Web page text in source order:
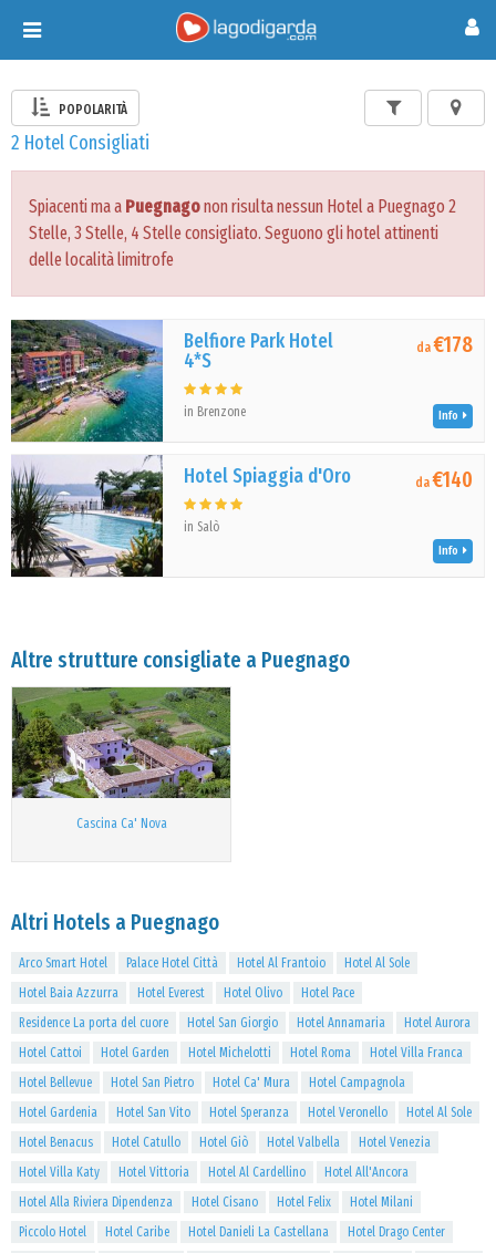
Toggle
navigation
POPOLARITÀ
2 Hotel Consigliati
Spiacenti ma a Puegnagonon risulta nessun Hotel a Puegnago 2
Stelle, 3 Stelle, 4 Stelle consigliato. Seguono gli hotel attinenti
delle località limitrofe
Belfiore Park Hotel
4*S
in Brenzone
da€178
Info
Hotel Spiaggia d'Oro
in Salò
da€140
Info
Altre strutture consigliate a Puegnago
Cascina Ca' Nova
Altri Hotels a Puegnago
Arco Smart Hotel Palace Hotel Città Hotel Al Frantoio
Hotel Al Sole
Hotel Baia Azzurra
Hotel Everest Hotel Olivo
Hotel Pace
Residence La porta del cuore
Hotel San Giorgio Hotel Annamaria
Hotel Aurora
Hotel Cattoi
Hotel Garden Hotel Michelotti Hotel Roma
Hotel Villa Franca
Hotel Bellevue
Hotel San Pietro Hotel Ca' Mura
Hotel Campagnola
Hotel Gardenia
Hotel San Vito Hotel Speranza Hotel Veronello
Hotel Al Sole
Hotel Benacus
Hotel Catullo Hotel Giò Hotel Valbella
Hotel Venezia
Hotel Villa Katy
Hotel Vittoria Hotel Al Cardellino
Hotel All'Ancora
Hotel Alla Riviera Dipendenza
Hotel Cisano Hotel Felix
Hotel Milani
Piccolo Hotel
Hotel Caribe Hotel Danieli La Castellana
Hotel Drago Center